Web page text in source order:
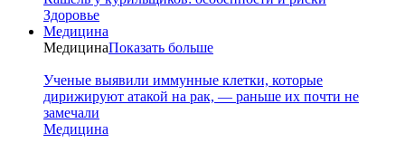
Здоровье
Медицина
МедицинаПоказать больше
Ученые выявили иммунные клетки, которые
дирижируют атакой на рак, — раньше их почти не
замечали
Медицина